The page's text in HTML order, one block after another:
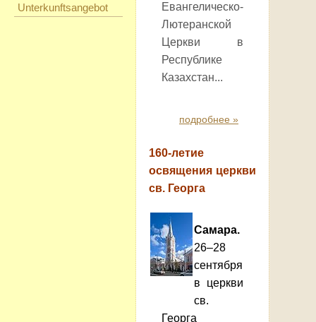
Unterkunftsangebot
Евангелическо-
Лютеранской
Церкви в
Республике
Казахстан...
подробнее »
160-летие
освящения церкви
св. Георга
Самара.
26–28
сентября
в церкви
св.
Георга